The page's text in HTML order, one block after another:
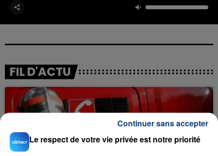
FIL D'ACTU
Le respect de votre vie privée est notre priorité
Continuer sans accepter